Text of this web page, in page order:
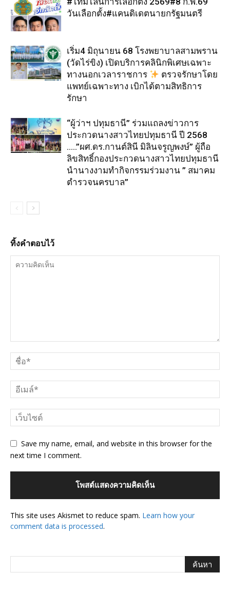
วันเลือกตั้ง#แคนดิเดตนายกรัฐมนตรี
เริ่ม4 มิถุนายน 68 โรงพยาบาลสามพราน
(วัดไร่ขิง) เปิดบริการคลินิกพิเศษเฉพาะ
ทางนอกเวลาราชการ
ตรวจรักษาโดย
แพทย์เฉพาะทาง เบิกได้ตามสิทธิการ
รักษา
“ผู้ว่าฯ ปทุมธานี” ร่วมแถลงข่าวการ
ประกวดนางสาวไทยปทุมธานี ปี 2568
…..”ผศ.ดร.กานต์สินี มิลินจรูญพงษ์” ผู้ถือ
ลิขสิทธิ์กองประกวดนางสาวไทยปทุมธานี
นำนางงามทำกิจกรรมร่วมงาน ” สมาคม
ตำรวจนครบาล”
ทิ้งคำตอบไว้
Save my name, email, and website in this browser for the
next time I comment.
This site uses Akismet to reduce spam. Learn how your
comment data is processed.